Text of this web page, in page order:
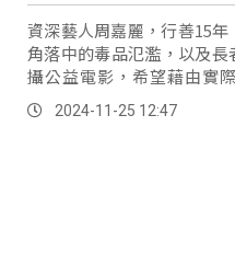
資深藝人周嘉麗，行善15
角落中的毒品氾濫，以及
攝公益電影，希望藉由實
騙，23日首度前往新竹竹東
散園區與民眾交流互動，現
2024-11-25 12:47